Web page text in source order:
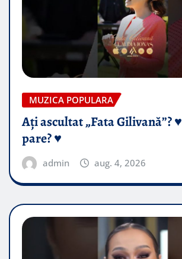
MUZICA POPULARA
Ați ascultat „Fata Gilivană”?
pare? ♥️
admin aug. 4, 2026